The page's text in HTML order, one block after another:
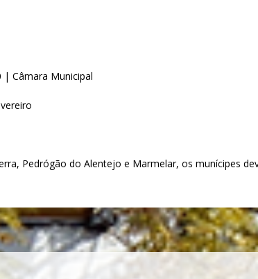
Municipal
Pedrógão do Alentejo e Marmelar, os munícipes